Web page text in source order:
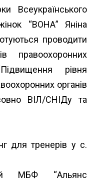
Всеукраїнського
“ВОНА” Яніна
проводити
правоохоронних
рівня
органів
ВІЛ/СНІДу та
для тренерів у с.
МБФ “Альянс